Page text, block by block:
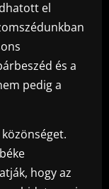
el
és a
pedig a
hogy az